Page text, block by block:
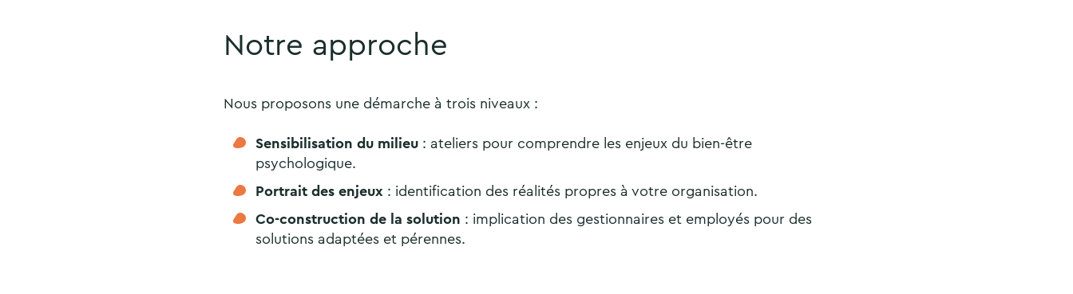
Notre approche
Nous proposons une démarche à trois niveaux :
Sensibilisation du milieu : ateliers pour comprendre les enjeux du bien-être
psychologique.
Portrait des enjeux : identification des réalités propres à votre organisation.
Co-construction de la solution : implication des gestionnaires et employés pour des
solutions adaptées et pérennes.